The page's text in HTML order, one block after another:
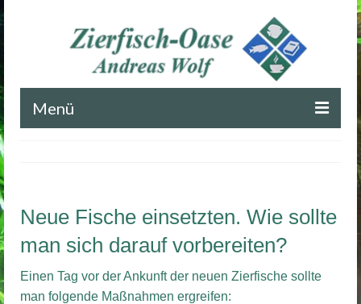
Menü
Impressum
Kontakt
Neue Fische einsetzten. Wie sollte
man sich darauf vorbereiten?
Einen Tag vor der Ankunft der neuen Zierfische sollte
man folgende Maßnahmen ergreifen: